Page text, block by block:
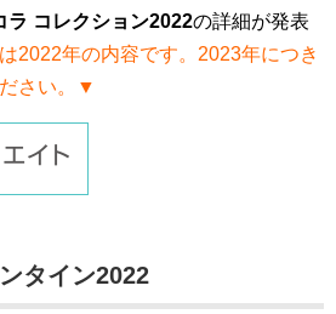
ラ コレクション2022の詳細が発表
2022年の内容です。2023年につき
さい。▼
タイン2022